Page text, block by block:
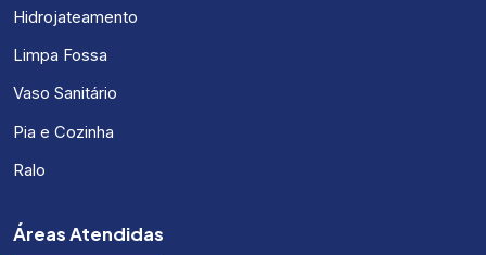
Hidrojateamento
Limpa Fossa
Vaso Sanitário
Pia e Cozinha
Ralo
Áreas Atendidas